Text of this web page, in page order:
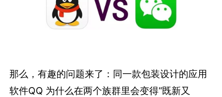
那么，有趣的问题来了：同一款包装设计的应用
软件QQ 为什么在两个族群里会变得“既新又